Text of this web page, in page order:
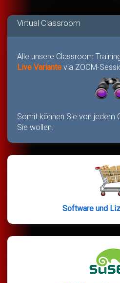
Virtual Classroom
Alle unsere Classroom
Live Variante via ZOOM-
Somit können Sie von jedem
Sie wollen.
Software und